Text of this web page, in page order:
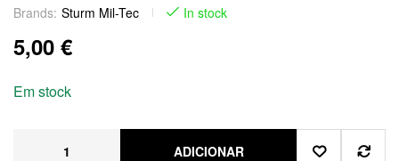
Brands: Sturm Mil-Tec In stock
5,00 €
Em stock
ADICIONAR